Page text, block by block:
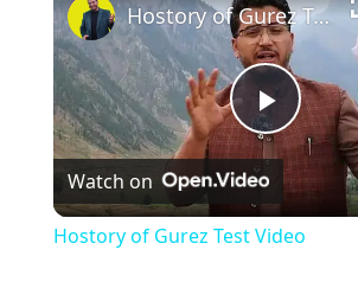
Play
Video
Hostory of Gurez Test Video
Watch on
Hostory of Gurez Test Video